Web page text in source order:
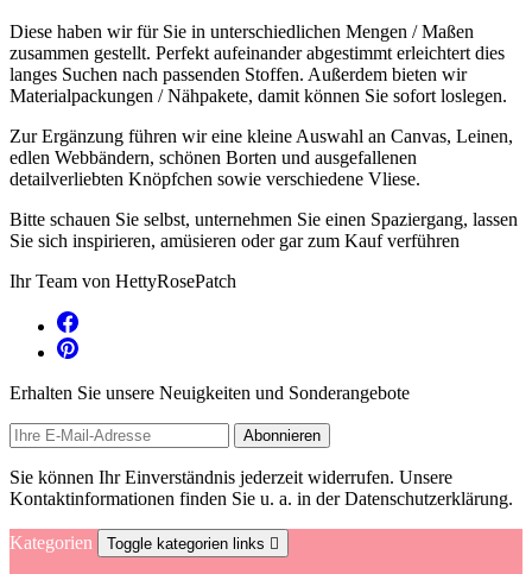
Diese haben wir für Sie in unterschiedlichen Mengen / Maßen
zusammen gestellt. Perfekt aufeinander abgestimmt erleichtert dies
langes Suchen nach passenden Stoffen. Außerdem bieten wir
Materialpackungen / Nähpakete, damit können Sie sofort loslegen.
Zur Ergänzung führen wir eine kleine Auswahl an Canvas, Leinen,
edlen Webbändern, schönen Borten und ausgefallenen
detailverliebten Knöpfchen sowie verschiedene Vliese.
Bitte schauen Sie selbst, unternehmen Sie einen Spaziergang, lassen
Sie sich inspirieren, amüsieren oder gar zum Kauf verführen
Ihr Team von HettyRosePatch
Erhalten Sie unsere Neuigkeiten und Sonderangebote
Sie können Ihr Einverständnis jederzeit widerrufen. Unsere
Kontaktinformationen finden Sie u. a. in der Datenschutzerklärung.
Kategorien Toggle kategorien links 